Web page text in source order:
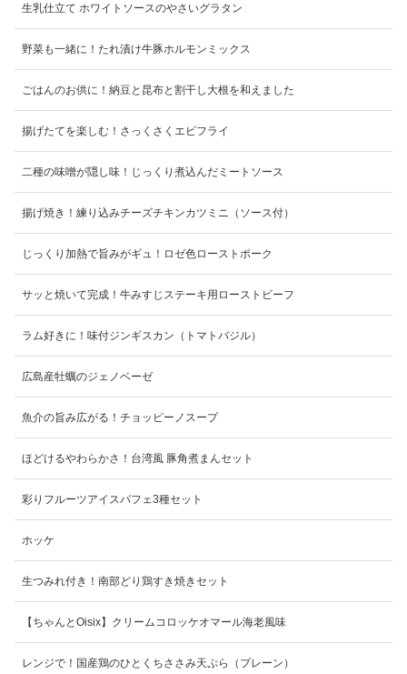
生乳仕立て ホワイトソースのやさいグラタン
野菜も一緒に！たれ漬け牛豚ホルモンミックス
ごはんのお供に！納豆と昆布と割干し大根を和えました
揚げたてを楽しむ！さっくさくエビフライ
二種の味噌が隠し味！じっくり煮込んだミートソース
揚げ焼き！練り込みチーズチキンカツミニ（ソース付）
じっくり加熱で旨みがギュ！ロゼ色ローストポーク
サッと焼いて完成！牛みすじステーキ用ローストビーフ
ラム好きに！味付ジンギスカン（トマトバジル）
広島産牡蠣のジェノベーゼ
魚介の旨み広がる！チョッピーノスープ
ほどけるやわらかさ！台湾風 豚角煮まんセット
彩りフルーツアイスパフェ3種セット
ホッケ
生つみれ付き！南部どり鶏すき焼きセット
【ちゃんとOisix】クリームコロッケオマール海老風味
レンジで！国産鶏のひとくちささみ天ぷら（プレーン）